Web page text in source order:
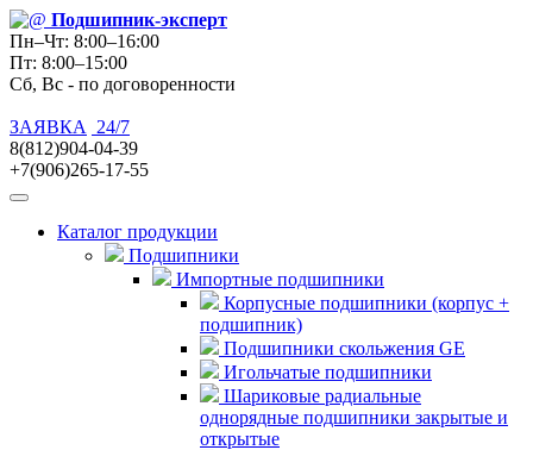
Подшипник-эксперт
Пн–Чт: 8:00–16:00
Пт: 8:00–15:00
Сб, Вс - по договоренности
ЗАЯВКА
24/7
8(812)904-04-39
+7(906)265-17-55
Каталог продукции
Подшипники
Импортные подшипники
Корпусные подшипники (корпус +
подшипник)
Подшипники скольжения GE
Игольчатые подшипники
Шариковые радиальные
однорядные подшипники закрытые и
открытые